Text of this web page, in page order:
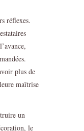
réflexes.
plus de
maîtrise
un
le